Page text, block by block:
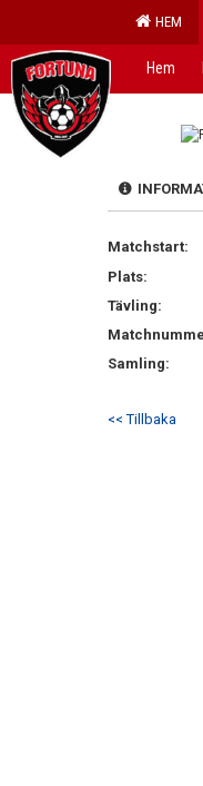
HEM
Hem
Matchstart:
Plats:
Tävling:
Samling:
<< Tillbaka